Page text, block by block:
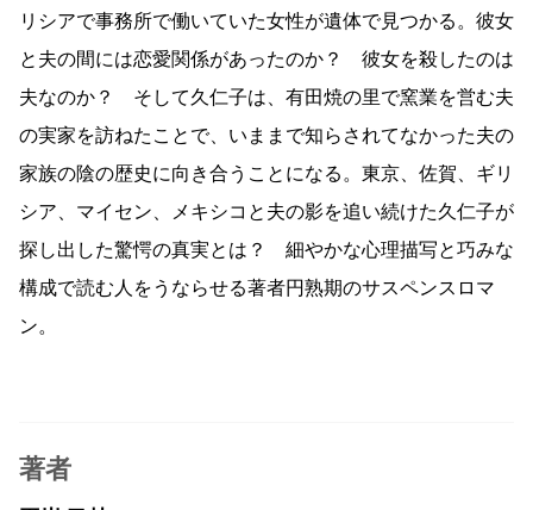
リシアで事務所で働いていた女性が遺体で見つかる。彼女
と夫の間には恋愛関係があったのか？ 彼女を殺したのは
夫なのか？ そして久仁子は、有田焼の里で窯業を営む夫
の実家を訪ねたことで、いままで知らされてなかった夫の
家族の陰の歴史に向き合うことになる。東京、佐賀、ギリ
シア、マイセン、メキシコと夫の影を追い続けた久仁子が
探し出した驚愕の真実とは？ 細やかな心理描写と巧みな
構成で読む人をうならせる著者円熟期のサスペンスロマ
ン。
著者